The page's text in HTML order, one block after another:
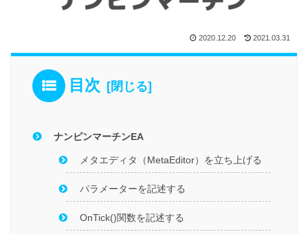
2020.12.20 2021.03.31
目次
ナンピンマーチンEA
メタエディタ（MetaEditor）を立ち上げる
パラメーターを記述する
OnTick()関数を記述する